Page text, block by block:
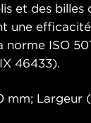
et des
une
ISO
46433).
mm; Largeur